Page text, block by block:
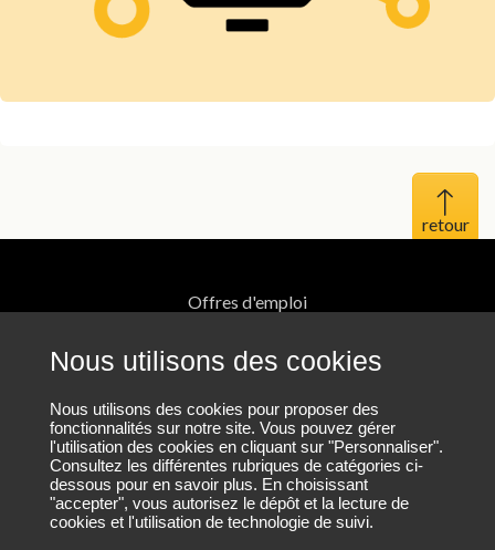
Nous utilisons des cookies
Nous utilisons des cookies pour proposer des
fonctionnalités sur notre site. Vous pouvez gérer
l'utilisation des cookies en cliquant sur "Personnaliser".
Consultez les différentes rubriques de catégories ci-
dessous pour en savoir plus. En choisissant
"accepter", vous autorisez le dépôt et la lecture de
cookies et l'utilisation de technologie de suivi.
Haut
Offres d'emploi
Protection des données personnelles
Plan du site
Nous contacter